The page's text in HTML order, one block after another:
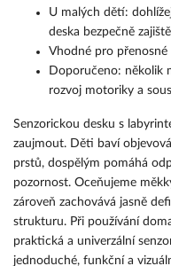
U malých dětí:
deska bezpečně
Vhodné pro
Doporučeno: několik
rozvoj motoriky a
Senzorickou desku s
zaujmout. Děti baví
prstů, dospělým pomáhá
pozornost. Oceňujeme
zároveň zachovává jasně
strukturu. Při používání
praktická a univerzální
jednoduché, funkční a